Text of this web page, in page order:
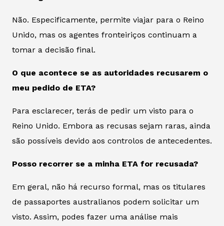
Não. Especificamente, permite viajar para o Reino
Unido, mas os agentes fronteiriços continuam a
tomar a decisão final.
O que acontece se as autoridades recusarem o
meu pedido de ETA?
Para esclarecer, terás de pedir um visto para o
Reino Unido. Embora as recusas sejam raras, ainda
são possíveis devido aos controlos de antecedentes.
Posso recorrer se a minha ETA for recusada?
Em geral, não há recurso formal, mas os titulares
de passaportes australianos podem solicitar um
visto. Assim, podes fazer uma análise mais